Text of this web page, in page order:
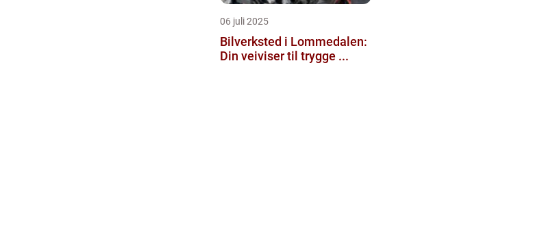
06 juli 2025
Bilverksted i Lommedalen:
Din veiviser til trygge ...